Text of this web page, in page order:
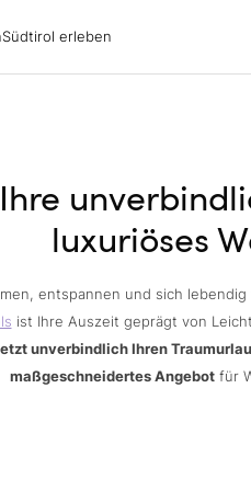
Südtirol erleben
Ihre
luxuriöses
entspannen und sich lebendig
ist Ihre Auszeit geprägt von
unverbindlich Ihren
maßgeschneidertes Angebot für